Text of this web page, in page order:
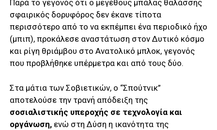
Παρά το γεγονός ότι ο μεγέθους μπάλας θαλάσσης
σφαιρικός δορυφόρος δεν έκανε τίποτα
περισσότερο από το να εκπέμπει ένα περιοδικό ήχο
(μπιπ), προκάλεσε αναστάτωση στον Δυτικό κόσμο
και ρίγη θριάμβου στο Ανατολικό μπλοκ, γεγονός
που προβλήθηκε υπέρμετρα και από τους δύο.
Στα μάτια των Σοβιετικών, ο “Σπούτνικ”
αποτελούσε την τρανή απόδειξη της
σοσιαλιστικής υπεροχής σε τεχνολογία και
οργάνωση, ενώ στη Δύση η ικανότητα της